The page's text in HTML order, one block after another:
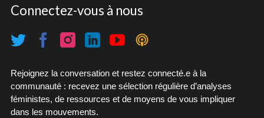
Connectez-vous à nous
Rejoignez la conversation et restez connecté.e à la
communauté : recevez une sélection régulière d’analyses
féministes, de ressources et de moyens de vous impliquer
dans les mouvements.